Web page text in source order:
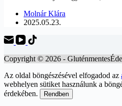
Molnár Klára
2025.05.23.
Copyright © 2026 -
Az oldal böngészésével elfogadod az
webhelyen sütiket használunk a
érdekében.
Rendben